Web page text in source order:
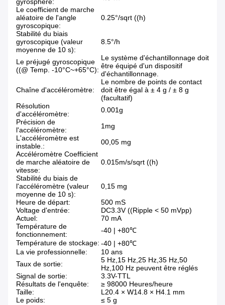
gyrosphère:
Le coefficient de marche
aléatoire de l'angle
gyroscopique:
0.25°/sqrt ((h)
Stabilité du biais
gyroscopique (valeur
moyenne de 10 s):
8.5°/h
Le préjugé gyroscopique
((@ Temp. -10°C~+65°C):
Le système d'échantillonnage doit
être équipé d'un dispositif
d'échantillonnage.
Chaîne d'accéléromètre:
Le nombre de points de contact
doit être égal à ± 4 g / ± 8 g
(facultatif)
Résolution
d'accéléromètre:
0.001g
Précision de
l'accéléromètre:
1mg
L'accéléromètre est
instable.:
00,05 mg
Accéléromètre Coefficient
de marche aléatoire de
vitesse:
0.015m/s/sqrt ((h)
Stabilité du biais de
l'accéléromètre (valeur
moyenne de 10 s):
0,15 mg
Heure de départ:
500 mS
Voltage d'entrée:
DC3.3V ((Ripple < 50 mVpp)
Actuel:
70 mA
Température de
fonctionnement:
-40 | +80℃
Température de stockage: -40 | +80℃
La vie professionnelle:
10 ans
Taux de sortie:
5 Hz,15 Hz,25 Hz,35 Hz,50
Hz,100 Hz peuvent être réglés
Signal de sortie:
3.3V-TTL
Résultats de l'enquête:
≥ 98000 Heures/heure
Taille:
L20.4 × W14.8 × H4.1 mm
Le poids:
≤ 5 g